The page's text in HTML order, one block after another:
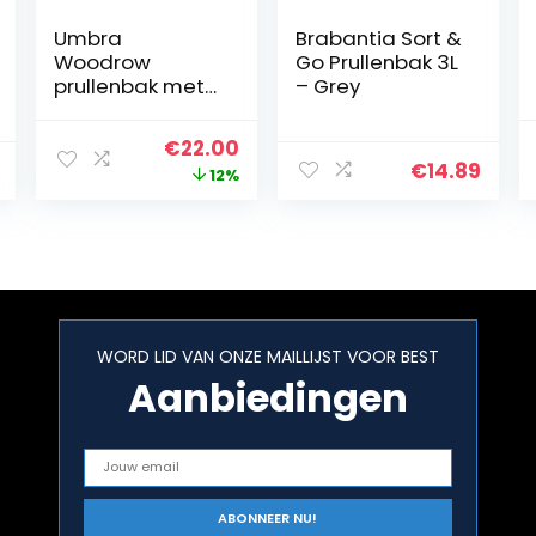
Umbra
Woodrow
prullenbak met
Zwart/naturelOorspronkelijke
prijs
€22.00
prijs
12%
Brabantia Sort &
Go Prullenbak 3L
– Grey
€14.89
WORD LID VAN ONZE MAILLIJST VOOR BEST
Aanbiedingen